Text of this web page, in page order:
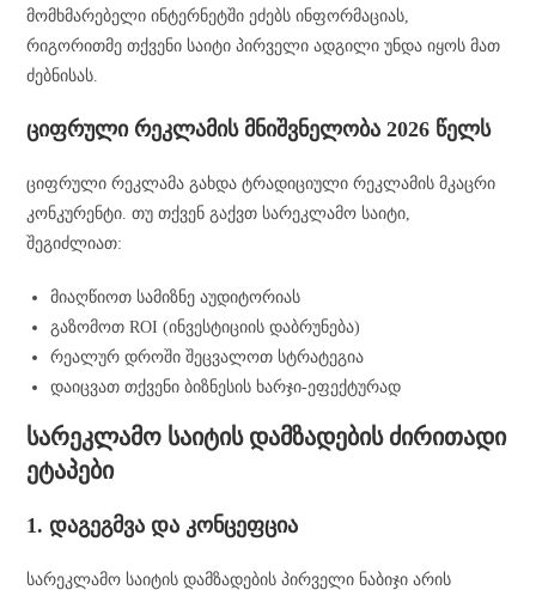
მომხმარებელი ინტერნეტში ეძებს ინფორმაციას,
რიგორითმე თქვენი საიტი პირველი ადგილი უნდა იყოს მათ
ძებნისას.
ციფრული რეკლამის მნიშვნელობა 2026 წელს
ციფრული რეკლამა გახდა ტრადიციული რეკლამის მკაცრი
კონკურენტი. თუ თქვენ გაქვთ სარეკლამო საიტი,
შეგიძლიათ:
მიაღწიოთ სამიზნე აუდიტორიას
გაზომოთ ROI (ინვესტიციის დაბრუნება)
რეალურ დროში შეცვალოთ სტრატეგია
დაიცვათ თქვენი ბიზნესის ხარჯი-ეფექტურად
სარეკლამო საიტის დამზადების ძირითადი
ეტაპები
1. დაგეგმვა და კონცეფცია
სარეკლამო საიტის დამზადების პირველი ნაბიჯი არის